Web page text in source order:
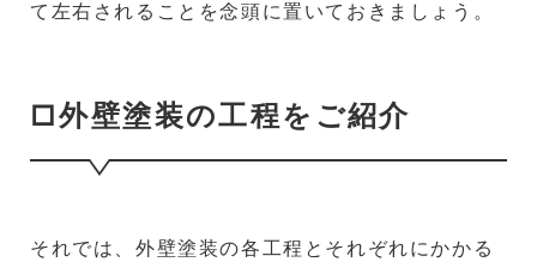
て左右されることを念頭に置いておきましょう。
□外壁塗装の工程をご紹介
それでは、外壁塗装の各工程とそれぞれにかかる